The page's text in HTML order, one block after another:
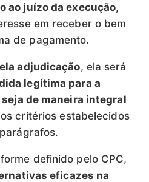
ao juízo da execução,
em receber o bem
de pagamento.
adjudicação, ela será
legítima para a
de maneira integral
critérios estabelecidos
definido pelo CPC,
eficazes na